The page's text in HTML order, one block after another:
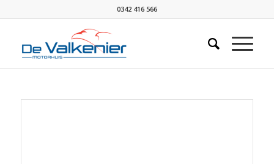
0342 416 566